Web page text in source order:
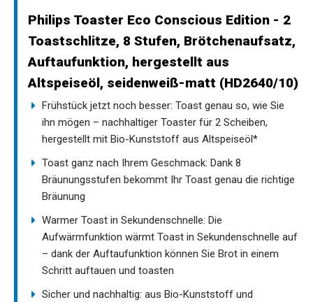
Philips Toaster Eco Conscious Edition - 2
Toastschlitze, 8 Stufen, Brötchenaufsatz,
Auftaufunktion, hergestellt aus
Altspeiseöl, seidenweiß-matt (HD2640/10)
Frühstück jetzt noch besser: Toast genau so, wie Sie
ihn mögen – nachhaltiger Toaster für 2 Scheiben,
hergestellt mit Bio-Kunststoff aus Altspeiseöl*
Toast ganz nach Ihrem Geschmack: Dank 8
Bräunungsstufen bekommt Ihr Toast genau die richtige
Bräunung
Warmer Toast in Sekundenschnelle: Die
Aufwärmfunktion wärmt Toast in Sekundenschnelle auf
– dank der Auftaufunktion können Sie Brot in einem
Schritt auftauen und toasten
Sicher und nachhaltig: aus Bio-Kunststoff und